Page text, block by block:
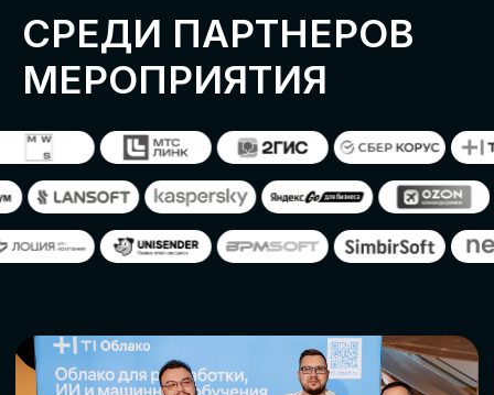
ОСТАВИТЬ
ЗАЯВКУ
СТАТЬ ПАРТНЕРОМ
Оставьте заявку, наши менеджеры